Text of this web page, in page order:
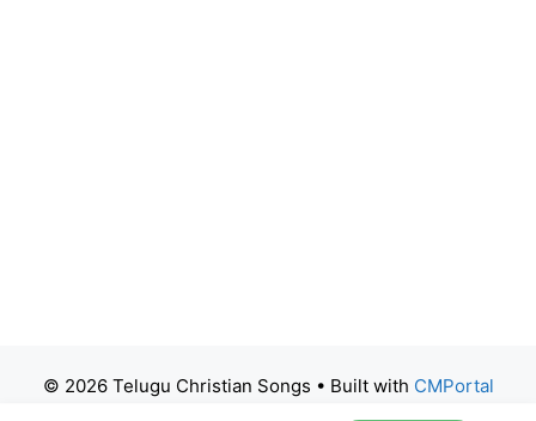
© 2026 Telugu Christian Songs • Built with CMPortal